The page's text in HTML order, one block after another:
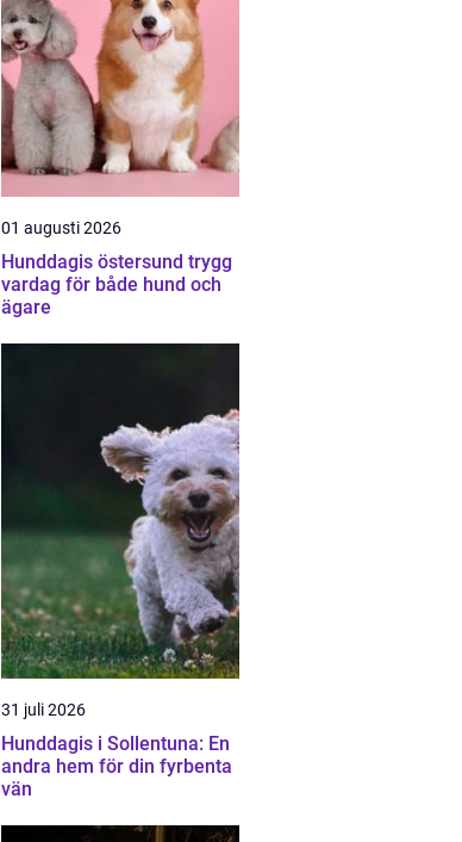
01 augusti 2026
Hunddagis östersund trygg
vardag för både hund och
ägare
31 juli 2026
Hunddagis i Sollentuna: En
andra hem för din fyrbenta
vän